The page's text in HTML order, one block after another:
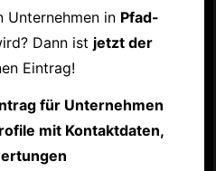
Unternehmen in Pfad-
Dann ist jetzt der
Eintrag!
für Unternehmen
mit Kontaktdaten,